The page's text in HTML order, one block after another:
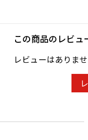
この商品のレビュ
レビューはありませ